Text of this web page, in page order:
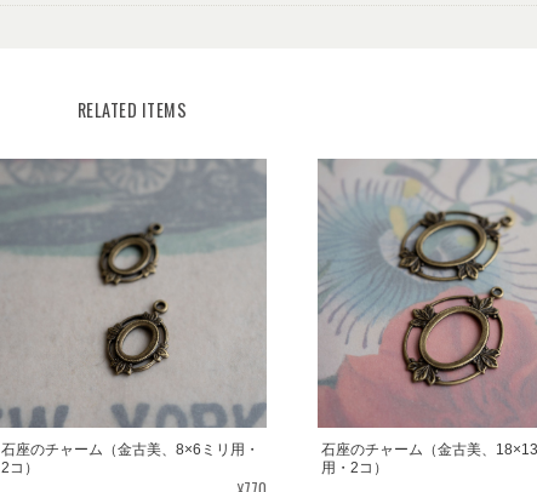
RELATED ITEMS
石座のチャーム（金古美、8×6ミリ用・
2コ）
石座のチャーム（金古美、
用・2コ）